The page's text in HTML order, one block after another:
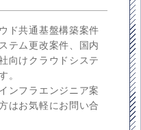
ド共通基盤構築案件
テム更改案件、国内
向けクラウドシステ
。
ンフラエンジニア案
はお気軽にお問い合